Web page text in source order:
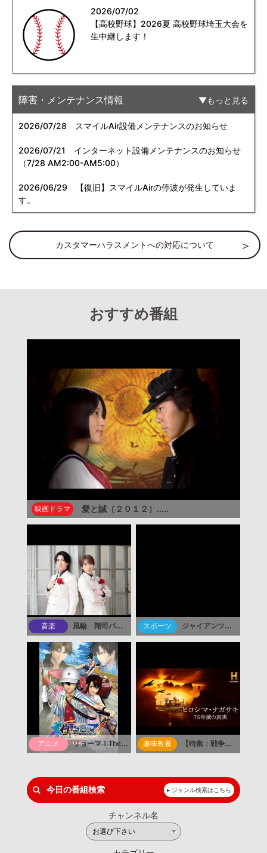
2026/07/02
【高校野球】2026夏 高校野球埼玉大会を
生中継します！
障害・メンテナンス情報 もっと見る
2026/07/28 スマイルAir設備メンテナンスのお知らせ
2026/07/21
インターネット設備メンテナンスのお知らせ
（7/28 AM2:00-AM5:00）
2026/06/29 【復旧】スマイルAirの停波が発生していま
す。
カスタマーハラスメントへの対応について
おすすめ番組